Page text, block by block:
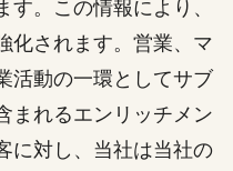
。この情報により、
化されます。営業、マ
活動の一環としてサブ
まれるエンリッチメン
に対し、当社は当社の